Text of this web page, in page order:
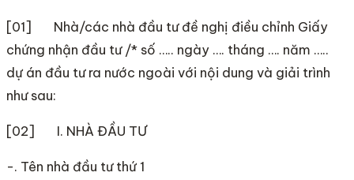
[01] Nhà/các nhà đầu tư đề nghị điều chỉnh Giấy
chứng nhận đầu tư /* số ….. ngày …. tháng …. năm …..
dự án đầu tư ra nước ngoài với nội dung và giải trình
như sau:
[02] I. NHÀ ĐẦU TƯ
-. Tên nhà đầu tư thứ 1